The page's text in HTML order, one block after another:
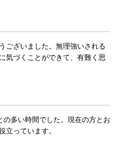
ございました。無理強いされる
気づくことができて、有難く思
多い時間でした。現在の方とお
立っています。